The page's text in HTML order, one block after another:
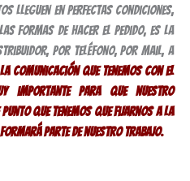
lleguen en perfectas condiciones,
formas de hacer el pedido, es la
por teléfono, por mail, a
La comunicación que tenemos con el
importante para que nuestro
que tenemos que fijarnos a la
parte de nuestro trabajo.